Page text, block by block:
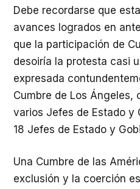
Debe recordarse que
avances logrados en
que la participación de
desoiría la protesta casi
expresada
Cumbre de Los Ángeles,
varios Jefes de Estado y
18 Jefes de Estado y
Una Cumbre de las
exclusión y la coerción